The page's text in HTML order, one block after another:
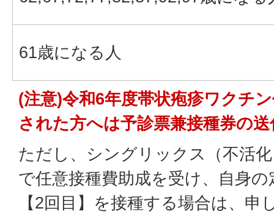
61歳になる人
(注意)令和6年度帯状疱疹ワクチ
された方へは予診票兼接種券の
ただし、シングリックス（不活
で任意接種費助成を受け、自身
【2回目】を接種する場合は、申